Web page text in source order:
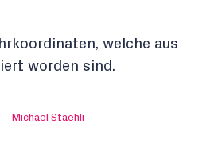
welche aus
worden sind.
Michael Staehli